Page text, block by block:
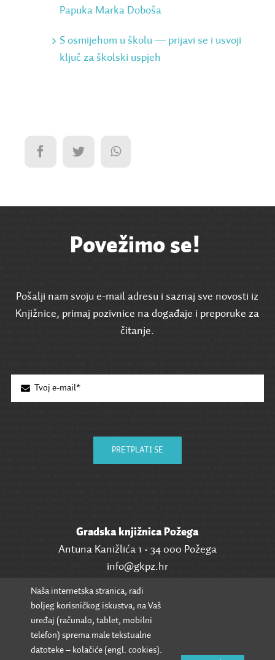
Papuka Marka Doboša
S osmijehom u školu ― prijavi se i usvoji
ključ za školski uspjeh
Povežimo se!
Pošalji nam svoju e-mail adresu i saznaj sve novosti iz
Knjižnice, primaj pozivnice na događaje i preporuke za
čitanje.
PRETPLATI SE
Gradska knjižnica Požega
Antuna Kanižlića 1 • 34 000 Požega
info@gkpz.hr
SVI KONTAKTI
Naša internetska stranica, radi
boljeg korisničkog iskustva, na Vaš
uređaj (računalo, tablet, mobilni
telefon) sprema male tekstualne
datoteke – kolačiće (engl. cookies).